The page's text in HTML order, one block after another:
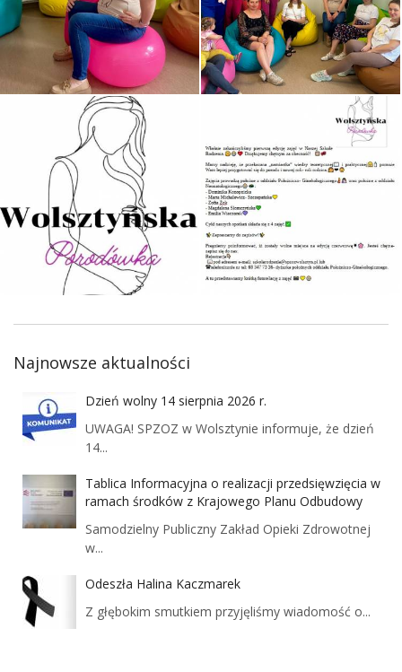
Najnowsze aktualności
Dzień wolny 14 sierpnia 2026 r.
UWAGA! SPZOZ w Wolsztynie informuje, że dzień
14...
Tablica Informacyjna o realizacji przedsięwzięcia w
ramach środków z Krajowego Planu Odbudowy
Samodzielny Publiczny Zakład Opieki Zdrowotnej
w...
Odeszła Halina Kaczmarek
Z głębokim smutkiem przyjęliśmy wiadomość o...